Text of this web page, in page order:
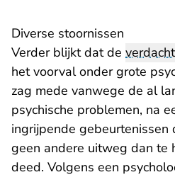
Diverse stoornissen
Verder blijkt dat de
het voorval onder grote
zag mede vanwege de al
psychische problemen, na
ingrijpende gebeurtenissen
geen andere uitweg dan te
deed. Volgens een